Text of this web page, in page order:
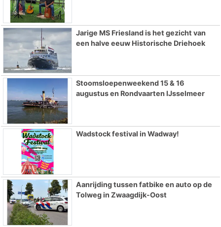
Jarige MS Friesland is het gezicht van
een halve eeuw Historische Driehoek
Stoomsloepenweekend 15 & 16
augustus en Rondvaarten IJsselmeer
Wadstock festival in Wadway!
Aanrijding tussen fatbike en auto op de
Tolweg in Zwaagdijk-Oost